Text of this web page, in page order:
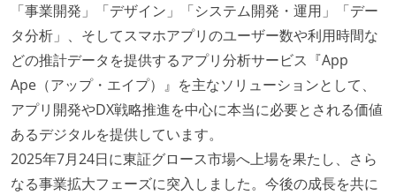
「事業開発」「デザイン」「システム開発・運用」「デー
タ分析」、そしてスマホアプリのユーザー数や利用時間な
どの推計データを提供するアプリ分析サービス『App
Ape（アップ・エイプ）』を主なソリューションとして、
アプリ開発やDX戦略推進を中心に本当に必要とされる価値
あるデジタルを提供しています。
2025年7月24日に東証グロース市場へ上場を果たし、さら
なる事業拡大フェーズに突入しました。今後の成長を共に